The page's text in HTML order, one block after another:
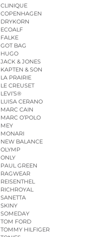
CLINIQUE
COPENHAGEN
DRYKORN
ECOALF
FALKE
GOT BAG
HUGO
JACK & JONES
KAPTEN & SON
LA PRAIRIE
LE CREUSET
LEVI’S®
LUISA CERANO
MARC CAIN
MARC O’POLO
MEY
MONARI
NEW BALANCE
OLYMP
ONLY
PAUL GREEN
RAGWEAR
REISENTHEL
RICHROYAL
SANETTA
SKINY
SOMEDAY
TOM FORD
TOMMY HILFIGER